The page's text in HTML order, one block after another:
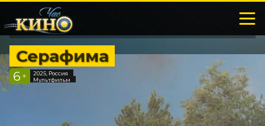
Серафима
6 +
2025, Россия
Мультфильм